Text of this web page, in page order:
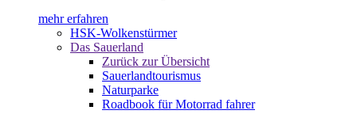
mehr erfahren
HSK-Wolkenstürmer
Das Sauerland
Zurück zur Übersicht
Sauerlandtourismus
Naturparke
Roadbook für Motorrad fahrer